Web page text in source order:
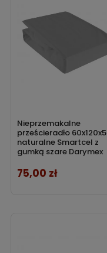
Nieprzemakalne
prześcieradło 60x120x5
naturalne Smartcel z
gumką szare Darymex
Cena
75,00 zł